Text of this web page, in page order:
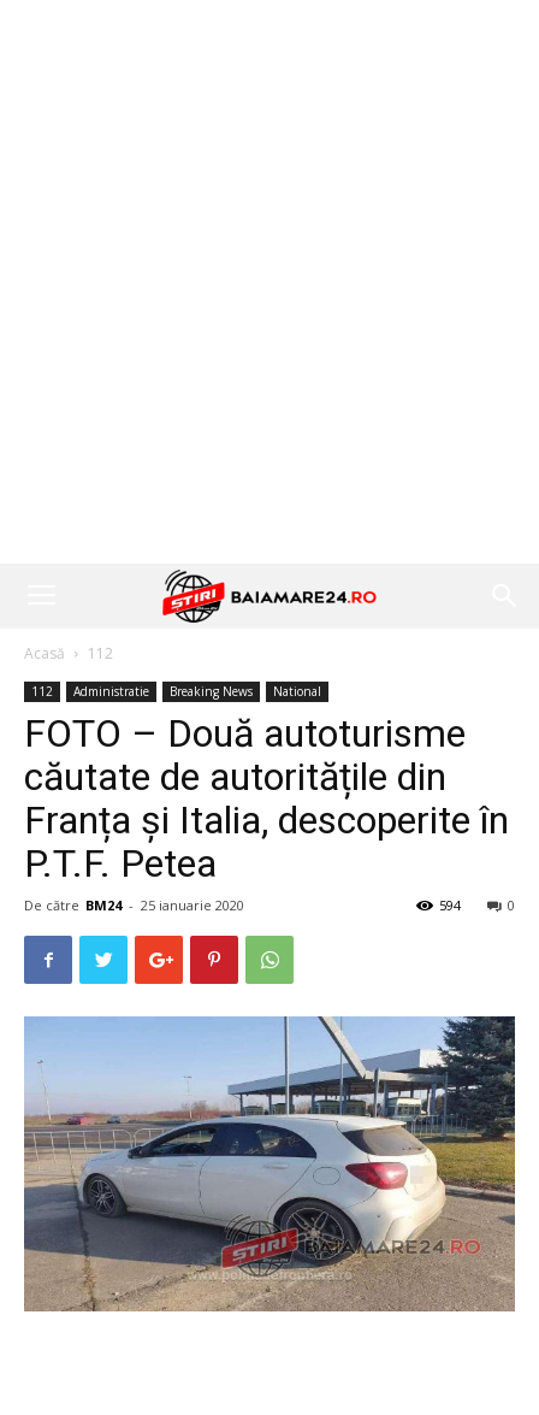
Acasă 112
112 Administratie Breaking News National
FOTO – Două autoturisme
căutate de autoritățile din
Franța și Italia, descoperite în
P.T.F. Petea
De către BM24 - 25 ianuarie 2020 0
594